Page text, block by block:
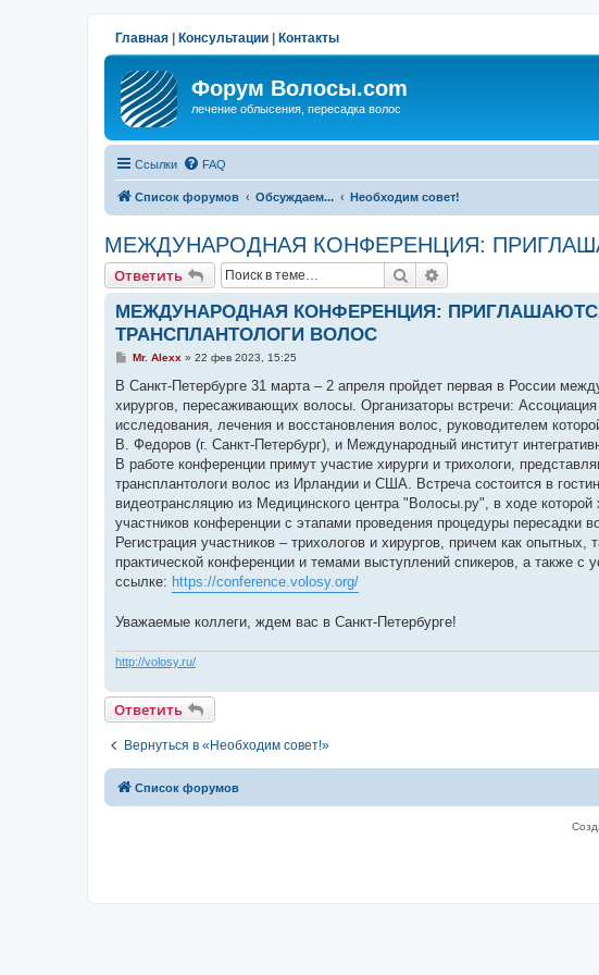
Главная Консультации Контакты
Форум Волосы.com
лечение облысения, пересадка волос
Ссылки FAQ
Список форумов Обсуждаем... Необходим совет!
МЕЖДУНАРОДНАЯ КОНФЕРЕНЦИЯ:
Ответить Поиск
МЕЖДУНАРОДНАЯ КОНФЕРЕНЦИЯ:
ТРАНСПЛАНТОЛОГИ ВОЛОС
С
о
щ
е
и
е
Mr. Alexx » 22 фев 2023, 15:25
В Санкт-Петербурге 31 марта – 2 апреля пройдет первая в России
хирургов, пересаживающих волосы. Организаторы встречи:
исследования, лечения и восстановления волос, руководителем
В. Федоров (г. Санкт-Петербург), и Международный институт
В работе конференции примут участие хирурги и трихологи,
трансплантологи волос из Ирландии и США. Встреча состоится в
видеотрансляцию из Медицинского центра "Волосы.ру", в ходе
участников конференции с этапами проведения процедуры пересадки
Регистрация участников – трихологов и хирургов, причем как
практической конференции и темами выступлений спикеров, а также с
ссылке: https://conference.volosy.org/
Уважаемые коллеги, ждем вас в Санкт-Петербурге!
http://volosy.ru/
Ответить
Вернуться в «Необходим совет!»
Список форумов